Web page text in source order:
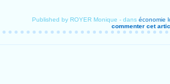
Published by ROYER Monique -dans économie
commenter cet